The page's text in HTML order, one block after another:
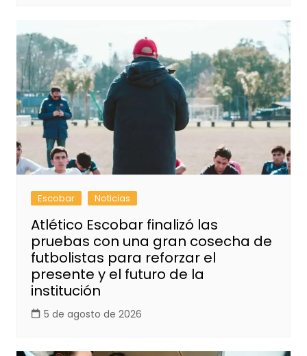
Escobar Noticias
Atlético Escobar finalizó las
pruebas con una gran cosecha de
futbolistas para reforzar el
presente y el futuro de la
institución
5 de agosto de 2026